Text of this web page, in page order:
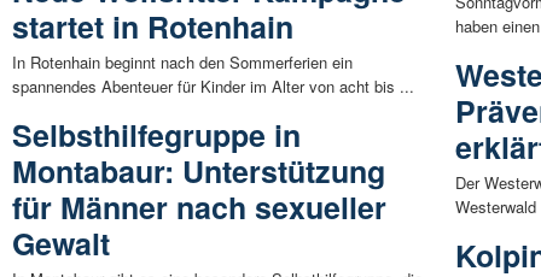
startet in Rotenhain
In Rotenhain beginnt nach den Sommerferien ein
spannendes Abenteuer für Kinder im Alter von acht bis ...
Selbsthilfegruppe in
Montabaur: Unterstützung
für Männer nach sexueller
Gewalt
haben
Der